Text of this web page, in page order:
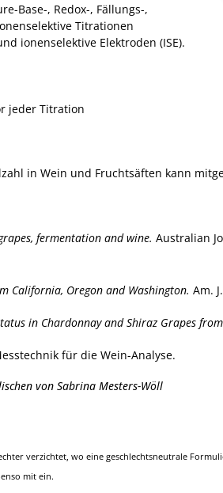
Base-, Redox-, Fällungs-,
Titrationen
ionenselektive Elektroden (ISE).
jeder Titration
in Wein und Fruchtsäften kann
fermentation and wine. Australian
California, Oregon and Washington. Am.
in Chardonnay and Shiraz Grapes
für die Wein-Analyse.
von Sabrina Mesters-Wöll
verzichtet, wo eine geschlechtsneutrale
mit ein.